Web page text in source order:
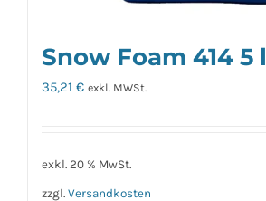
Snow Foam 414 5 l
35,21 € exkl. MWSt.
exkl. 20 % MwSt.
zzgl. Versandkosten